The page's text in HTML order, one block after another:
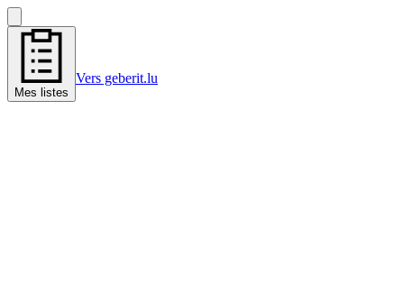
Mes listes
Vers geberit.lu